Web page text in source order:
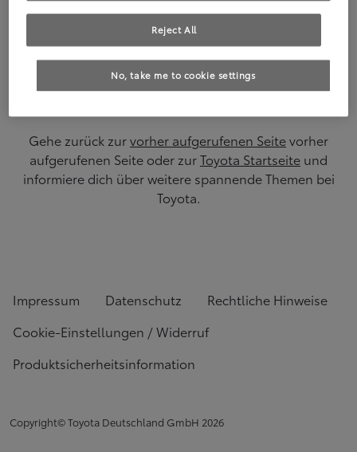
Die angeforderte Seite kann leider nicht gefunden
werden.
Gehe zurück zurvorher aufgerufenen Seitevorher
aufgerufenen Seite oder zurToyota Startseite und
informiere dich über weitere spannende Themen bei
Toyota.
Impressum Datenschutz
Rechtliche Hinweise
Cookie-Einstellungen / Widerruf
Produktsicherheitsinformation
Copyright© Toyota Deutschland GmbH 2026
No, take me to cookie settings
Reject All